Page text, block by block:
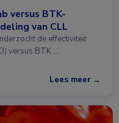
versus BTK-
van CLL
de effectiviteit
versus BTK …
Lees meer →